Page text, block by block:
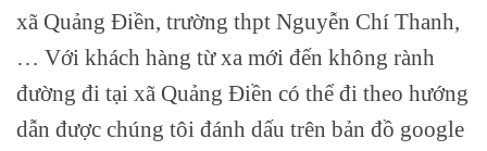
xã Quảng Điền, trường thpt Nguyễn Chí Thanh,
… Với khách hàng từ xa mới đến không rành
đường đi tại xã Quảng Điền có thể đi theo hướng
dẫn được chúng tôi đánh dấu trên bản đồ google